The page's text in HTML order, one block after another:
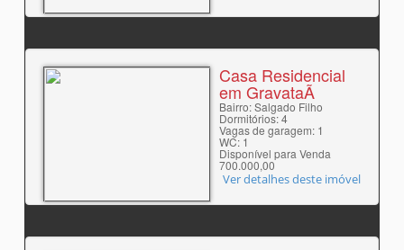
Casa Residencial
em GravataÃ­
Bairro: Salgado Filho
Dormitórios: 4
Vagas de garagem: 1
WC: 1
Disponível para Venda
700.000,00
Ver detalhes deste imóvel